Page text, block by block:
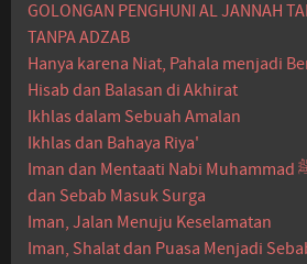
GOLONGAN PENGHUNI AL JANNAH
TANPA ADZAB
Hanya karena Niat, Pahala menjadi
Hisab dan Balasan di Akhirat
Ikhlas dalam Sebuah Amalan
Ikhlas dan Bahaya Riya'
Iman dan Mentaati Nabi Muhammad ﷺ Merupakan Syarat
dan Sebab Masuk Surga
Iman, Jalan Menuju Keselamatan
Iman, Shalat dan Puasa Menjadi